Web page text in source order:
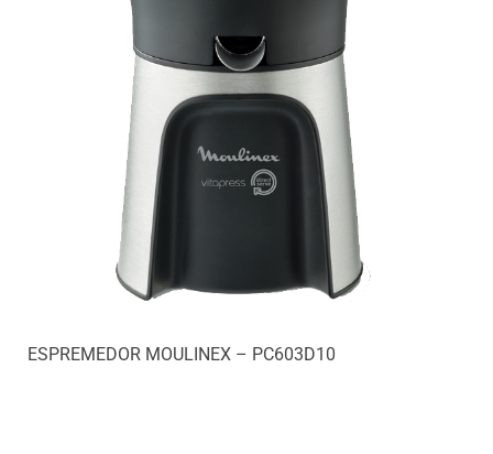
ESPREMEDOR MOULINEX – PC603D10